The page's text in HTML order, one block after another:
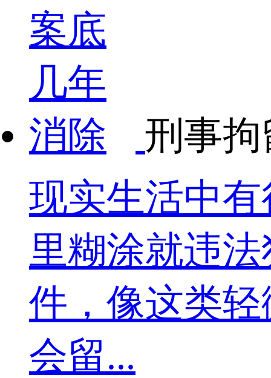
刑事
现实生活中
里糊涂就违
件，像这类
会留...